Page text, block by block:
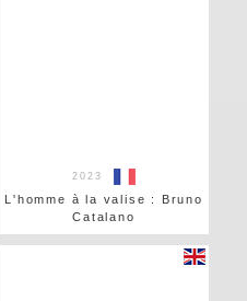
2023
L'homme à la valise : Bruno
Catalano